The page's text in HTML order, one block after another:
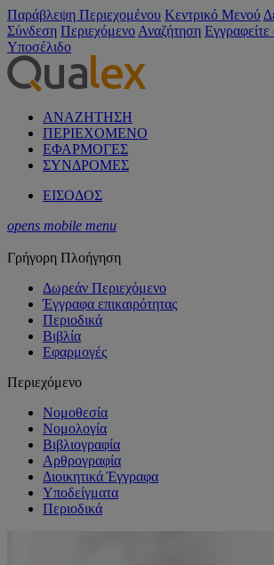
Παράβλεψη Περιεχομένου Κεντρικό Μενού
Σύνδεση Περιεχόμενο Αναζήτηση
Υποσέλιδο
ΑΝΑΖΗΤΗΣΗ
ΠΕΡΙΕΧΟΜΕΝΟ
ΕΦΑΡΜΟΓΕΣ
ΣΥΝΔΡΟΜΕΣ
ΕΙΣΟΔΟΣ
opens mobile menu
Γρήγορη Πλοήγηση
Δωρεάν Περιεχόμενο
Έγγραφα επικαιρότητας
Περιοδικά
Βιβλία
Εφαρμογές
Περιεχόμενο
Νομοθεσία
Νομολογία
Βιβλιογραφία
Αρθρογραφία
Διοικητικά Έγγραφα
Υποδείγματα
Περιοδικά